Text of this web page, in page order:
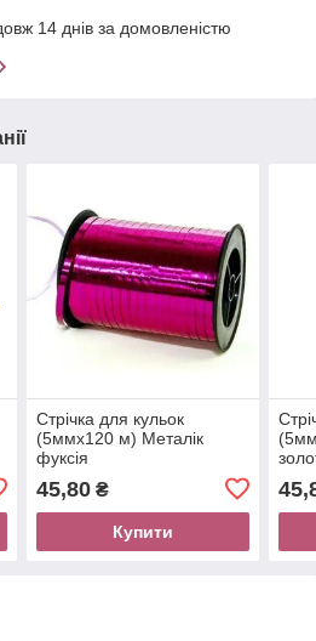
14 днів за домовленістю
Стрічка для кульок
(5ммх120 м) Металік
фуксія
45,80₴
Купити